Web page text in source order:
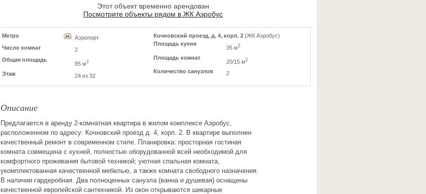
Этот объект временно арендован
Посмотрите объекты рядом в ЖК Аэробус
Метро
Аэропорт
Число комнат
2
Общая площадь
85 м2
Этаж 24 из 32
Кочновский проезд, д. 4, корп. 2 (ЖК Аэробус)
Площадь кухни
35 м2
Площадь комнат
20/15 м2
Количество санузлов 2
Описание
Предлагается в аренду 2-комнатная квартира в жилом комплексе Аэробус,
расположенном по адресу: Кочновский проезд д. 4, корп. 2. В квартире выполнен
качественный ремонт в современном стиле. Планировка: просторная гостиная
комната совмещена с кухней, полностью оборудованной всей необходимой для
комфортного проживания бытовой техникой; уютная спальная комната,
укомплектованная качественной мебелью, а также комната свободного назначения.
В наличии гардеробная. Два полноценных санузла (ванна и душевая) оснащены
качественной европейской сантехникой. Из окон открываются шикарные